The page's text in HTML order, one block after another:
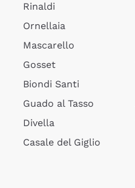
Rinaldi
Ornellaia
Mascarello
Gosset
Biondi Santi
Guado al Tasso
Divella
Casale del Giglio